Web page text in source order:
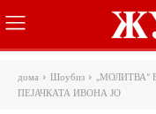
дома Шоубиз
ПЕЈАЧКАТА ИВОНА ЈО